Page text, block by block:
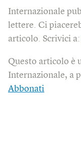
Internazionale
lettere. Ci
articolo. Scrivici a:
Questo articolo è
Internazionale, a
Abbonati